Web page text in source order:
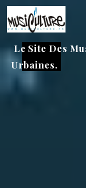
Aller
au
contenu
Le Site Des
Urbaines.